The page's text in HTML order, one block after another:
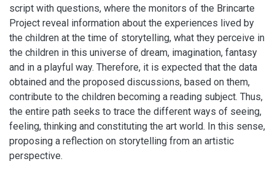
script with questions, where the monitors of the Brincarte
Project reveal information about the experiences lived by
the children at the time of storytelling, what they perceive in
the children in this universe of dream, imagination, fantasy
and in a playful way. Therefore, it is expected that the data
obtained and the proposed discussions, based on them,
contribute to the children becoming a reading subject. Thus,
the entire path seeks to trace the different ways of seeing,
feeling, thinking and constituting the art world. In this sense,
proposing a reflection on storytelling from an artistic
perspective.